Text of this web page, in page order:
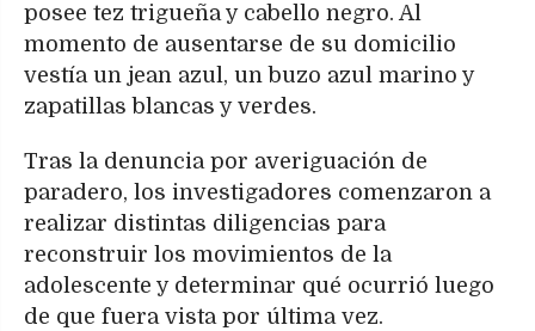
posee tez trigueña y cabello negro. Al
momento de ausentarse de su domicilio
vestía un jean azul, un buzo azul marino y
zapatillas blancas y verdes.
Tras la denuncia por averiguación de
paradero, los investigadores comenzaron a
realizar distintas diligencias para
reconstruir los movimientos de la
adolescente y determinar qué ocurrió luego
de que fuera vista por última vez.